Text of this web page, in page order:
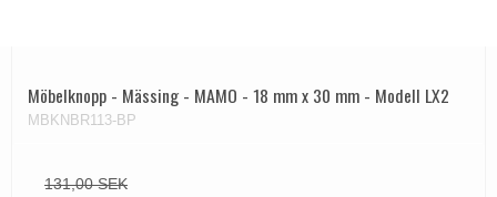
Möbelknopp - Mässing - MAMO - 18 mm x 30 mm - Modell LX2
MBKNBR113-BP
131,00 SEK